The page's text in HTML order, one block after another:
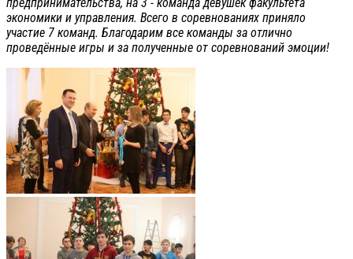
экономики и управления. Всего в соревнованиях приняло
участие 7 команд. Благодарим все команды за отлично
проведённые игры и за полученные от соревнований эмоции!